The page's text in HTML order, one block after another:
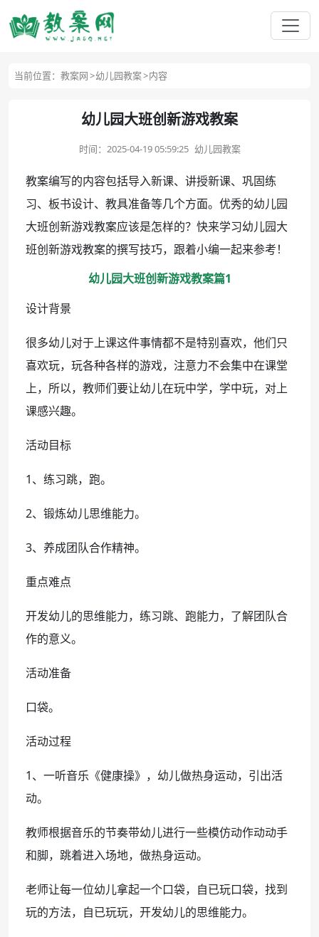
当前位置： 教案网 幼儿园教案 内容
幼儿园大班创新游戏教案
时间： 2025-04-19 05:59:25 幼儿园教案
教案编写的内容包括导入新课、讲授新课、巩固练
习、板书设计、教具准备等几个方面。优秀的幼儿园
大班创新游戏教案应该是怎样的？快来学习幼儿园大
班创新游戏教案的撰写技巧，跟着小编一起来参考！
幼儿园大班创新游戏教案篇1
设计背景
很多幼儿对于上课这件事情都不是特别喜欢，他们只
喜欢玩，玩各种各样的游戏，注意力不会集中在课堂
上，所以，教师们要让幼儿在玩中学，学中玩，对上
课感兴趣。
活动目标
1、练习跳，跑。
2、锻炼幼儿思维能力。
3、养成团队合作精神。
重点难点
开发幼儿的思维能力，练习跳、跑能力，了解团队合
作的意义。
活动准备
口袋。
活动过程
1、一听音乐《健康操》，幼儿做热身运动，引出活
动。
教师根据音乐的节奏带幼儿进行一些模仿动作动动手
和脚，跳着进入场地，做热身运动。
老师让每一位幼儿拿起一个口袋，自已玩口袋，找到
玩的方法，自已玩玩，开发幼儿的思维能力。